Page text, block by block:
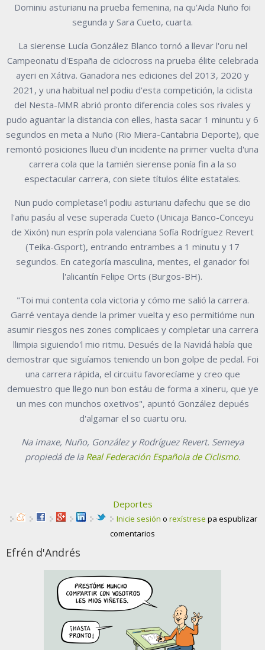
Dominiu asturianu na prueba femenina, na qu'Aida Nuño foi
segunda y Sara Cueto, cuarta.
La sierense Lucía González Blanco tornó a llevar l'oru nel
Campeonatu d'España de ciclocross na prueba élite celebrada
ayeri en Xátiva. Ganadora nes ediciones del 2013, 2020 y
2021, y una habitual nel podiu d'esta competición, la ciclista
del Nesta-MMR abrió pronto diferencia coles sos rivales y
pudo aguantar la distancia con elles, hasta sacar 1 minuntu y 6
segundos en meta a Nuño (Rio Miera-Cantabria Deporte), que
remontó posiciones llueu d'un incidente na primer vuelta d'una
carrera cola que la tamién sierense ponía fin a la so
espectacular carrera, con siete títulos élite estatales.
Nun pudo completase'l podiu asturianu dafechu que se dio
l'añu pasáu al vese superada Cueto (Unicaja Banco-Conceyu
de Xixón) nun esprín pola valenciana Sofía Rodríguez Revert
(Teika-Gsport), entrando entrambes a 1 minutu y 17
segundos. En categoría masculina, mentes, el ganador foi
l'alicantín Felipe Orts (Burgos-BH).
"Toi mui contenta cola victoria y cómo me salió la carrera.
Garré ventaya dende la primer vuelta y eso permitióme nun
asumir riesgos nes zones complicaes y completar una carrera
llimpia siguiendo'l mio ritmu. Desués de la Navidá había que
demostrar que siguíamos teniendo un bon golpe de pedal. Foi
una carrera rápida, el circuitu favorecíame y creo que
demuestro que llego nun bon estáu de forma a xineru, que ye
un mes con munchos oxetivos", apuntó González depués
d'algamar el so cuartu oru.
Na imaxe, Nuño, González y Rodríguez Revert. Semeya
propiedá de la Real Federación Española de Ciclismo.
Deportes
Inicie sesión o rexístrese pa espublizar
comentarios
Efrén d'Andrés